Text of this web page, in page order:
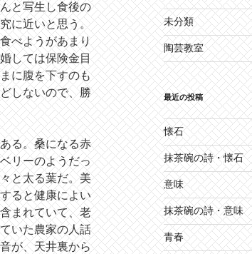
と写生し食後の
に近いと思う。
べようがあまり
しては保険金目
に腹を下すのも
しないので、勝
る。桑になる赤
リーのようだっ
と太る葉だ。美
ると健康によい
まれていて、老
いた農家の人話
が、天井裏から
未分類
陶芸教室
最近の投稿
懐石
抹茶碗の詩・懐石
意味
抹茶碗の詩・意味
青春